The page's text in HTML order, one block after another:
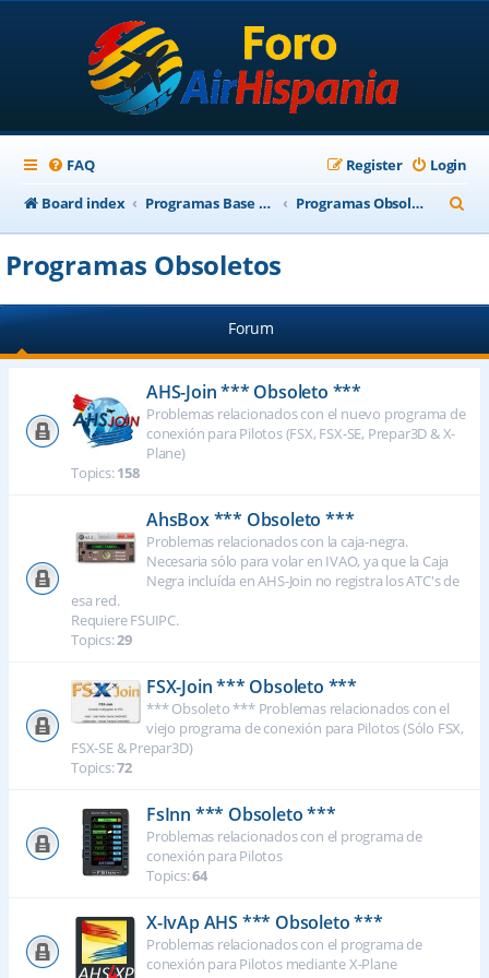
FAQ Login
Register
Board index
Programas Base AirHispania Programas Obsoletos
e
h
Programas Obsoletos
Forum
AHS-Join *** Obsoleto ***
Problemas relacionados con el nuevo programa de
conexión para Pilotos (FSX, FSX-SE, Prepar3D & X-
Plane)
Topics:158
AhsBox *** Obsoleto ***
Problemas relacionados con la caja-negra.
Necesaria sólo para volar en IVAO, ya que la Caja
Negra incluída en AHS-Join no registra los ATC's de
esa red.
Requiere FSUIPC.
Topics:29
FSX-Join *** Obsoleto ***
*** Obsoleto *** Problemas relacionados con el
viejo programa de conexión para Pilotos (Sólo FSX,
FSX-SE & Prepar3D)
Topics:72
FsInn *** Obsoleto ***
Problemas relacionados con el programa de
conexión para Pilotos
Topics:64
X-IvAp AHS *** Obsoleto ***
Problemas relacionados con el programa de
conexión para Pilotos mediante X-Plane